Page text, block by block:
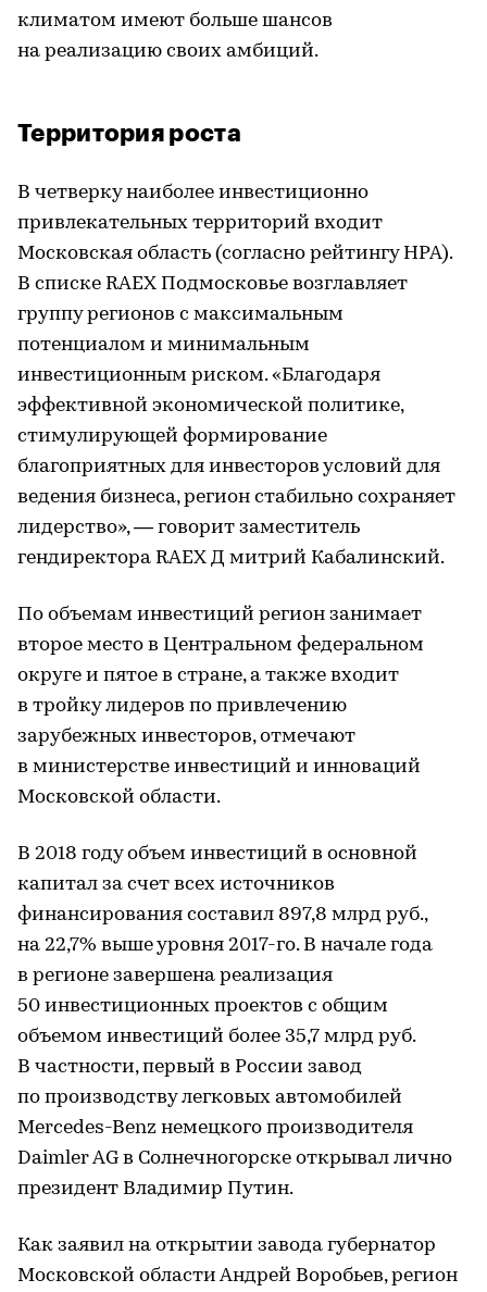
климатом имеют больше шансов
на реализацию своих амбиций.
Территория роста
В четверку наиболее инвестиционно
привлекательных территорий входит
Московская область (согласно рейтингу НРА).
В списке RAEX Подмосковье возглавляет
группу регионов с максимальным
потенциалом и минимальным
инвестиционным риском. «Благодаря
эффективной экономической политике,
стимулирующей формирование
благоприятных для инвесторов условий для
ведения бизнеса, регион стабильно сохраняет
лидерство», — говорит заместитель
гендиректора RAEX Д митрий Кабалинский.
По объемам инвестиций регион занимает
второе место в Центральном федеральном
округе и пятое в стране, а также входит
в тройку лидеров по привлечению
зарубежных инвесторов, отмечают
в министерстве инвестиций и инноваций
Московской области.
В 2018 году объем инвестиций в основной
капитал за счет всех источников
финансирования составил 897,8 млрд руб.,
на 22,7% выше уровня 2017-го. В начале года
в регионе завершена реализация
50 инвестиционных проектов с общим
объемом инвестиций более 35,7 млрд руб.
В частности, первый в России завод
по производству легковых автомобилей
Mercedes-Benz немецкого производителя
Daimler AG в Солнечногорске открывал лично
президент Владимир Путин.
Как заявил на открытии завода губернатор
Московской области Андрей Воробьев, регион